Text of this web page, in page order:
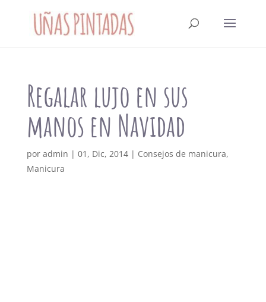
Regalar lujo en sus
manos en Navidad
por admin | 01, Dic, 2014| Consejos de manicura,
Manicura